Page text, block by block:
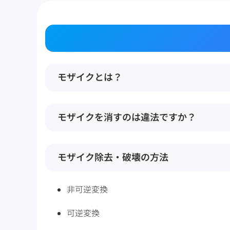
モザイクとは？
モザイクを消すのは違法ですか？
モザイク除去・破壊の方法
非可逆変換
可逆変換